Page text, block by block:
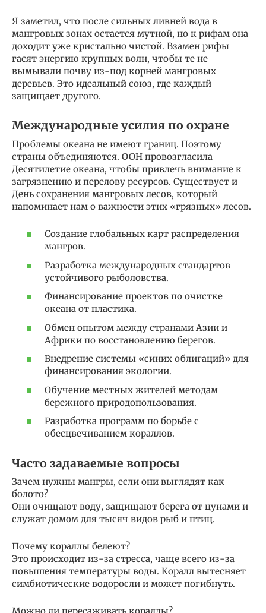
Я заметил, что после сильных ливней вода в
мангровых зонах остается мутной, но к рифам она
доходит уже кристально чистой. Взамен рифы
гасят энергию крупных волн, чтобы те не
вымывали почву из-под корней мангровых
деревьев. Это идеальный союз, где каждый
защищает другого.
Международные усилия по охране
Проблемы океана не имеют границ. Поэтому
страны объединяются. ООН провозгласила
Десятилетие океана, чтобы привлечь внимание к
загрязнению и перелову ресурсов. Существует и
День сохранения мангровых лесов, который
напоминает нам о важности этих «грязных» лесов.
Создание глобальных карт распределения
мангров.
Разработка международных стандартов
устойчивого рыболовства.
Финансирование проектов по очистке
океана от пластика.
Обмен опытом между странами Азии и
Африки по восстановлению берегов.
Внедрение системы «синих облигаций» для
финансирования экологии.
Обучение местных жителей методам
бережного природопользования.
Разработка программ по борьбе с
обесцвечиванием кораллов.
Часто задаваемые вопросы
Зачем нужны мангры, если они выглядят как
болото?
Они очищают воду, защищают берега от цунами и
служат домом для тысяч видов рыб и птиц.
Почему кораллы белеют?
Это происходит из-за стресса, чаще всего из-за
повышения температуры воды. Коралл вытесняет
симбиотические водоросли и может погибнуть.